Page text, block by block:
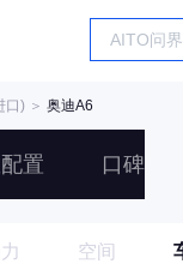
口) ＞ 奥迪A6
置 口碑
空间